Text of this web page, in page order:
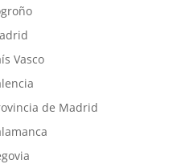
Vasco
de Madrid